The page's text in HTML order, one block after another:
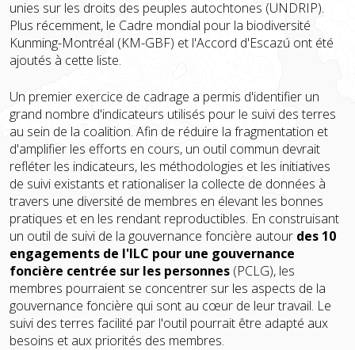
unies sur les droits des peuples autochtones (UNDRIP).
Plus récemment, le Cadre mondial pour la biodiversité
Kunming-Montréal (KM-GBF) et l'Accord d'Escazú ont été
ajoutés à cette liste.
Un premier exercice de cadrage a permis d'identifier un
grand nombre d'indicateurs utilisés pour le suivi des terres
au sein de la coalition. Afin de réduire la fragmentation et
d'amplifier les efforts en cours, un outil commun devrait
refléter les indicateurs, les méthodologies et les initiatives
de suivi existants et rationaliser la collecte de données à
travers une diversité de membres en élevant les bonnes
pratiques et en les rendant reproductibles. En construisant
un outil de suivi de la gouvernance foncière autour des 10
engagements de l'ILC pour une gouvernance
foncière centrée sur les personnes (PCLG), les
membres pourraient se concentrer sur les aspects de la
gouvernance foncière qui sont au cœur de leur travail. Le
suivi des terres facilité par l'outil pourrait être adapté aux
besoins et aux priorités des membres.